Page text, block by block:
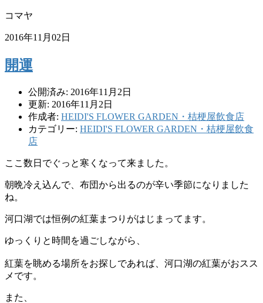
コマヤ
2016年11月02日
開運
公開済み: 2016年11月2日
更新: 2016年11月2日
作成者: HEIDI'S FLOWER GARDEN・桔梗屋飲食店
カテゴリー: HEIDI'S FLOWER GARDEN・桔梗屋飲食
店
ここ数日でぐっと寒くなって来ました。
朝晩冷え込んで、布団から出るのが辛い季節になりました
ね。
河口湖では恒例の紅葉まつりがはじまってます。
ゆっくりと時間を過ごしながら、
紅葉を眺める場所をお探しであれば、河口湖の紅葉がおスス
メです。
また、